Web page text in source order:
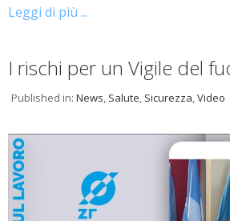
Leggi di più ...
I rischi per un Vigile del
Published in: News, Salute, Sicurezza,Video